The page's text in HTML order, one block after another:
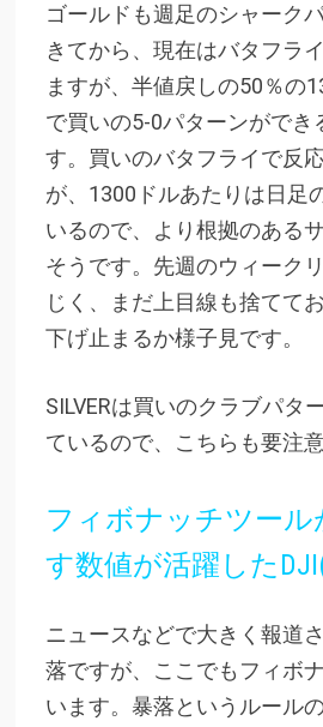
ゴールドも週足のシャーク
きてから、現在はバタフラ
ますが、半値戻しの50％の
で買いの5-0パターンができ
す。買いのバタフライで反
が、1300ドルあたりは日足
いるので、より根拠のある
そうです。先週のウィーク
じく、まだ上目線も捨てて
下げ止まるか様子見です。
SILVERは買いのクラブパタ
ているので、こちらも要注意
フィボナッチツール
す数値が活躍した
ニュースなどで大きく報道
落ですが、ここでもフィボ
います。暴落というルール